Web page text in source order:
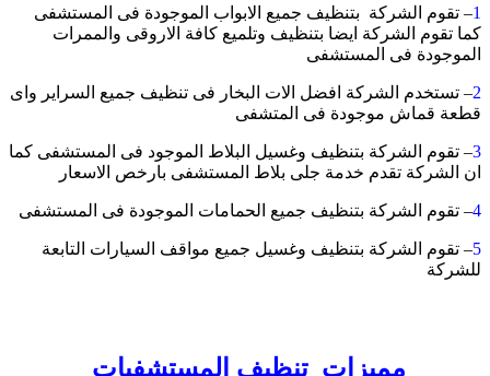
1– تقوم الشركة بتنظيف جميع الابواب الموجودة فى المستشفى
كما تقوم الشركة ايضا بتنظيف وتلميع كافة الاروقى والممرات
الموجودة فى المستشفى
2– تستخدم الشركة افضل الات البخار فى تنظيف جميع السراير واى
قطعة قماش موجودة فى المتشفى
3– تقوم الشركة بتنظيف وغسيل البلاط الموجود فى المستشفى كما
ان الشركة تقدم خدمة جلى بلاط المستشفى بارخص الاسعار
4– تقوم الشركة بتنظيف جميع الحمامات الموجودة فى المستشفى
5– تقوم الشركة بتنظيف وغسيل جميع مواقف السيارات التابعة
للشركة
مميزات تنظيف المستشفيات